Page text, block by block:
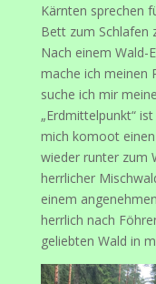
Kärnten sprechen
Bett zum Schlafen
Nach einem Wald-
mache ich meinen
suche ich mir
„Erdmittelpunkt“
mich komoot
wieder runter zum
herrlicher
einem
herrlich nach
geliebten Wald in